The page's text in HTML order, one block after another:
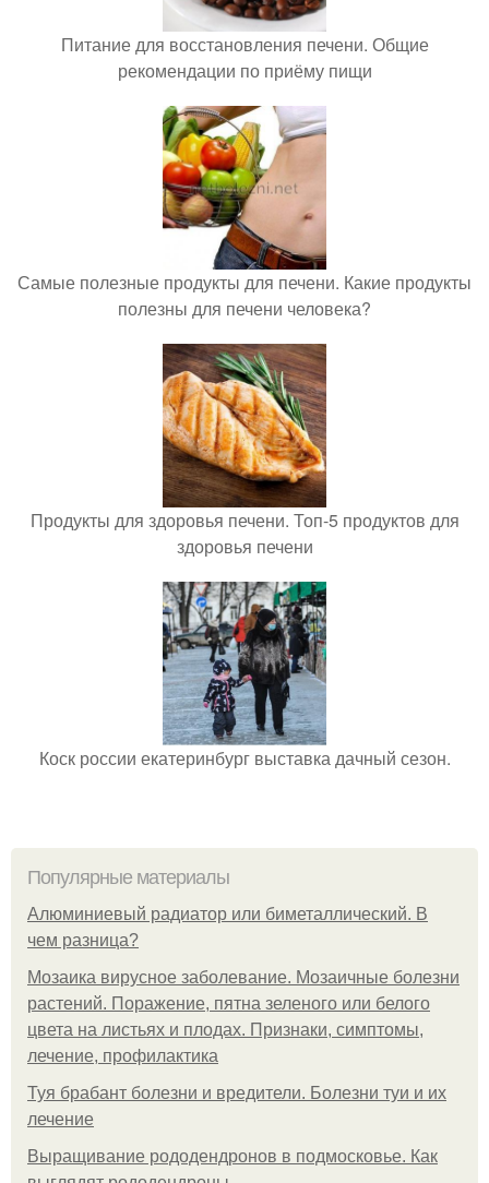
Питание для восстановления печени. Общие
рекомендации по приёму пищи
Самые полезные продукты для печени. Какие продукты
полезны для печени человека?
Продукты для здоровья печени. Топ-5 продуктов для
здоровья печени
Коск россии екатеринбург выставка дачный сезон.
Популярные материалы
Алюминиевый радиатор или биметаллический. В
чем разница?
Мозаика вирусное заболевание. Мозаичные болезни
растений. Поражение, пятна зеленого или белого
цвета на листьях и плодах. Признаки, симптомы,
лечение, профилактика
Туя брабант болезни и вредители. Болезни туи и их
лечение
Выращивание рододендронов в подмосковье. Как